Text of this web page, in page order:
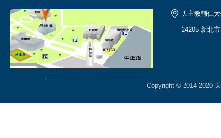
天主教輔仁
24205 新北
Copyright © 2014-2020